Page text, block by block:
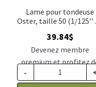
Lame pour tondeuse
Oster, taille 50 (1/125''
39.84$
Devenez membre
premium et profitez
ce prix rabais : 32.87$ CA
- +